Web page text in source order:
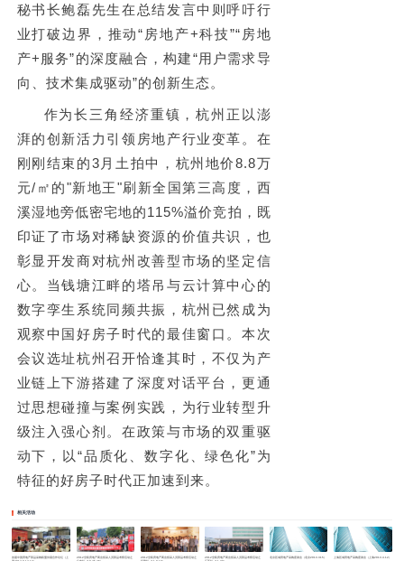
秘书长鲍磊先生在总结发言中则呼吁行
业打破边界，推动“房地产+科技”“房地
产+服务”的深度融合，构建“用户需求导
向、技术集成驱动”的创新生态。
作为长三角经济重镇，杭州正以澎
湃的创新活力引领房地产行业变革。在
刚刚结束的3月土拍中，杭州地价8.8万
元/㎡的"新地王"刷新全国第三高度，西
溪湿地旁低密宅地的115%溢价竞拍，既
印证了市场对稀缺资源的价值共识，也
彰显开发商对杭州改善型市场的坚定信
心。 当钱塘江畔的塔吊与云计算中心的
数字孪生系统同频共振，杭州已然成为
观察中国好房子时代的最佳窗口。本次
会议选址杭州召开恰逢其时，不仅为产
业链上下游搭建了深度对话平台，更通
过思想碰撞与案例实践，为行业转型升
级注入强心剂。在政策与市场的双重驱
动下，以“品质化、数字化、绿色化”为
特征的好房子时代正加速到来。
相关活动
首届中国房地产部品采购联盟供需合作论坛（上
2012全联房地产商会招采人员部品考察活动之
2012全联房地产商会招采人员部品考察活动之
2012全联房地产商会招采人员部品考察活动之
北京区域房地产采购座谈会（北京2013.315） 上海区域房地产采购座谈会（上海2013.4.12）